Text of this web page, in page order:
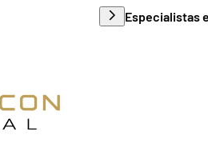
Apoio ao cliente